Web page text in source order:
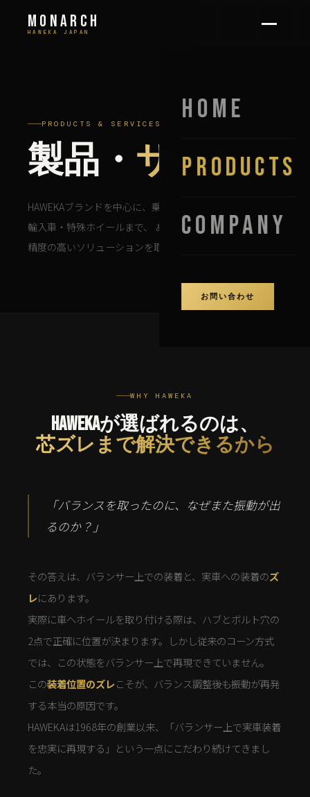
MONARCH
HAWEKA JAPAN
HOME
PRODUCTS
COMPANY
お問い合わせ
PRODUCTS & SERVICES
製品・ サービス
HAWEKAブランドを中心に、乗用車・大型車・バイクから
輸入車・特殊ホイールまで、 あらゆるホイールに合わせた
精度の高いソリューションを取り揃えています。
WHY HAWEKA
HAWEKAが選ばれるのは、
芯ズレまで解決できるから
「バランスを取ったのに、なぜまた振動が出
るのか？」
その答えは、バランサー上での装着と、実車への装着のズ
レにあります。
実際に車へホイールを取り付ける際は、ハブとボルト穴の
2点で正確に位置が決まります。しかし従来のコーン方式
では、この状態をバランサー上で再現できていません。
この装着位置のズレこそが、バランス調整後も振動が再発
する本当の原因です。
HAWEKAは1968年の創業以来、「バランサー上で実車装着
を忠実に再現する」という一点にこだわり続けてきまし
た。